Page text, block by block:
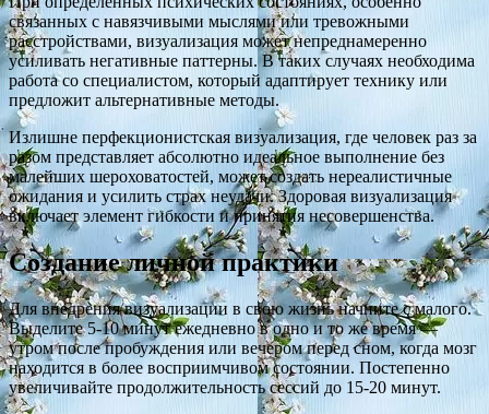
связанных с навязчивыми мыслями или тревожными
расстройствами, визуализация может непреднамеренно
усиливать негативные паттерны. В таких случаях необходима
работа со специалистом, который адаптирует технику или
предложит альтернативные методы.
Излишне перфекционистская визуализация, где человек раз за
разом представляет абсолютно идеальное выполнение без
малейших шероховатостей, может создать нереалистичные
ожидания и усилить страх неудачи. Здоровая визуализация
включает элемент гибкости и принятия несовершенства.
Создание личной практики
Для внедрения визуализации в свою жизнь начните с малого.
Выделите 5-10 минут ежедневно в одно и то же время —
утром после пробуждения или вечером перед сном, когда мозг
находится в более восприимчивом состоянии. Постепенно
увеличивайте продолжительность сессий до 15-20 минут.